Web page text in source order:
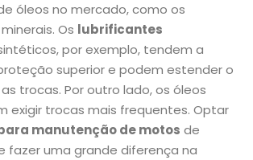
óleos no mercado, como os
Os lubrificantes
por exemplo, tendem a
superior e podem estender o
trocas. Por outro lado, os óleos
exigir trocas mais frequentes. Optar
manutenção de motos de
fazer uma grande diferença na